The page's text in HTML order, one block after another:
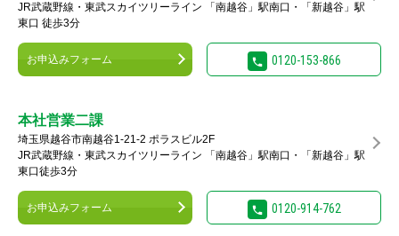
JR武蔵野線・東武スカイツリーライン 「南越谷」駅南口・「新越谷」駅
東口 徒歩3分
お申込みフォーム 0120-153-866
本社営業二課
埼玉県越谷市南越谷1-21-2 ポラスビル2F
JR武蔵野線・東武スカイツリーライン 「南越谷」駅南口・「新越谷」駅
東口徒歩3分
お申込みフォーム 0120-914-762